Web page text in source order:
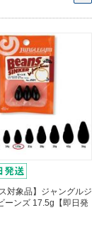
対象品】ジャングルジ
ーンズ 17.5g【即日発